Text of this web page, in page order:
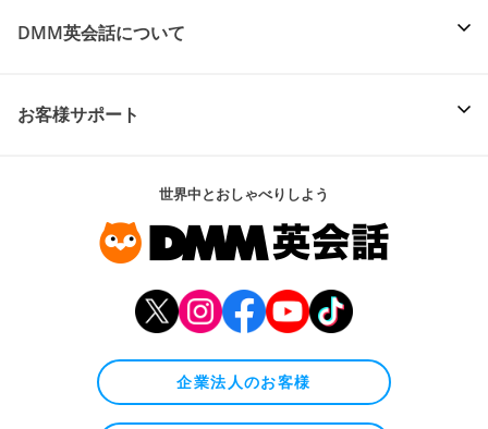
DMM英会話について
お客様サポート
世界中とおしゃべりしよう
企業法人のお客様